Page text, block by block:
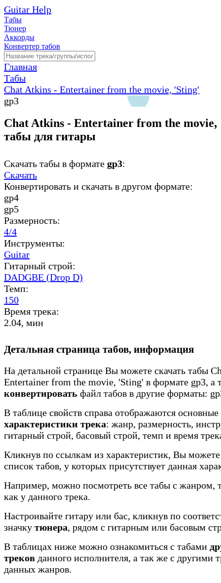
Guitar Help
Табы
Тюнер
Аккорды
Конвертер табов
Главная
Табы
Chat Atkins - Entertainer from the movie, 'Sting'
gp3
Chat Atkins - Entertainer from the
табы для гитары
Скачать табы в формате gp3:
Скачать
Конвертировать и скачать в другом формате:
gp4
gp5
Размерность:
4/4
Инструменты:
Guitar
Гитарный строй:
DADGBE (Drop D)
Темп:
150
Время трека:
2.04, мин
Детальная страница табов, информация
На детальной странице Вы можете скачать табы
Entertainer from the movie, 'Sting' в формате gp3, а
конвертировать файл табов в другие форматы:
В таблице свойств справа отображаются основные
характеристики трека: жанр, размерность,
гитарный строй, басовый строй, темп и время
Кликнув по ссылкам из характеристик, Вы
список табов, у которых присутствует данная
Например, можно посмотреть все табы с жанром,
как у данного трека.
Настроивайте гитару или бас, кликнув по
значку тюнера, рядом с гитарным или басовым
В таблицах ниже можно ознакомиться с табами
треков данного исполнителя, а так же с другими
данных жанров.